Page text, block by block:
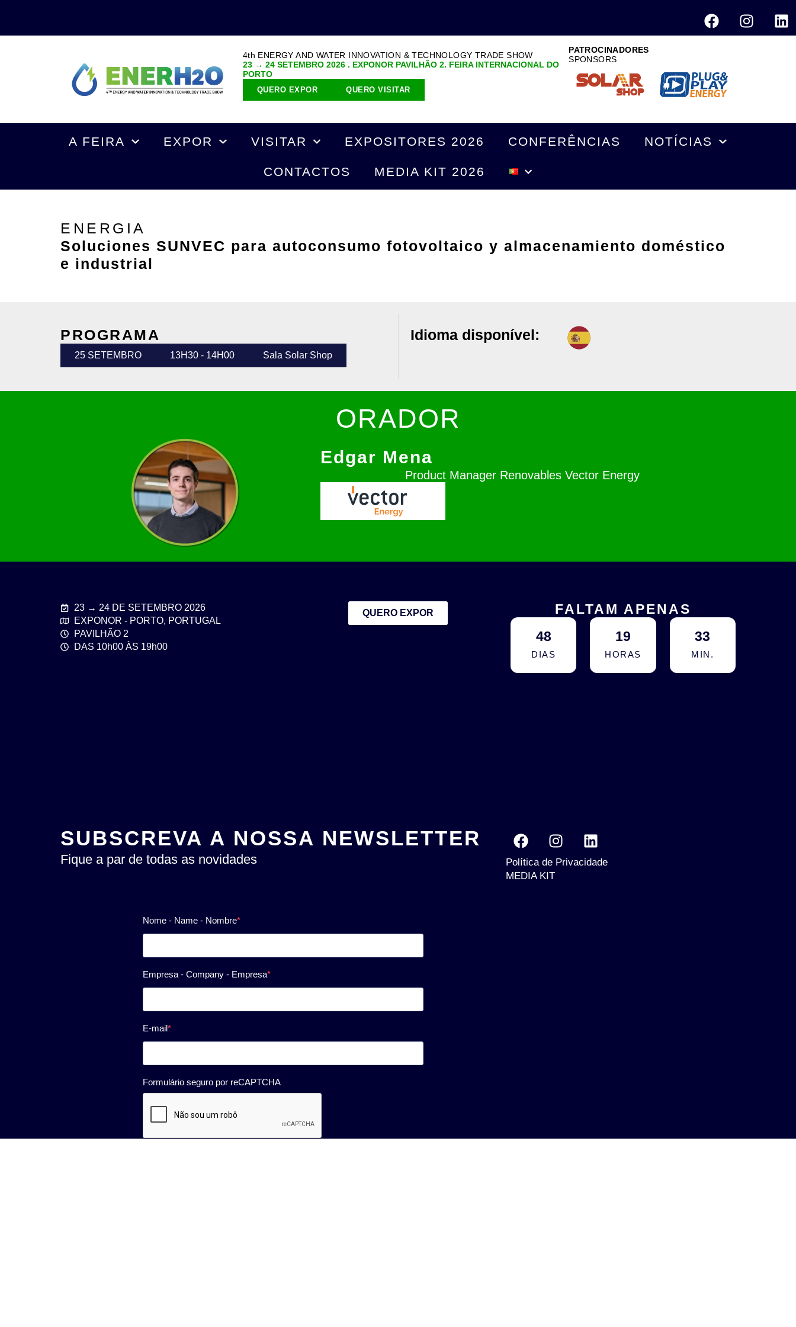
4th ENERGY AND WATER INNOVATION & TECHNOLOGY TRADE SHOW
23 → 24 SETEMBRO 2026 . EXPONOR PAVILHÃO 2. FEIRA INTERNACIONAL DO
PORTO
QUERO EXPOR QUERO VISITAR
PATROCINADORES
SPONSORS
A FEIRA EXPOR VISITAR EXPOSITORES 2026 CONFERÊNCIAS NOTÍCIAS
CONTACTOS MEDIA KIT 2026
ENERGIA
Soluciones SUNVEC para autoconsumo fotovoltaico y almacenamiento doméstico
e industrial
PROGRAMA
25 SETEMBRO 13H30 - 14H00 Sala Solar Shop
Idioma disponível:
ORADOR
Edgar Mena
Product Manager Renovables Vector Energy
23 → 24 DE SETEMBRO 2026
EXPONOR - PORTO, PORTUGAL
PAVILHÃO 2
DAS 10h00 ÀS 19h00
QUERO EXPOR
FALTAM APENAS
48
DIAS
19
HORAS
33
MIN.
SUBSCREVA A NOSSA NEWSLETTER
Fique a par de todas as novidades
Política de Privacidade
MEDIA KIT